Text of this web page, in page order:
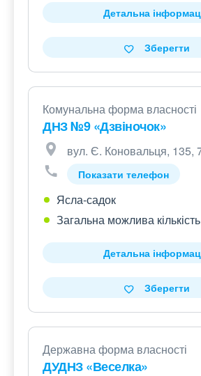
Детальна
Зберегти
Комунальна форма власності
ДНЗ №9 «Дзвіночок»
вул. Є. Коновальця, 135,
Показати телефон
Ясла-садок
Загальна можлива
Детальна
Зберегти
Державна форма власності
ДУДНЗ «Веселка»